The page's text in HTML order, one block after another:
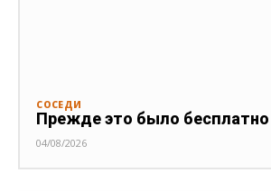
СОСЕДИ
Прежде это было бесплатно
04/08/2026